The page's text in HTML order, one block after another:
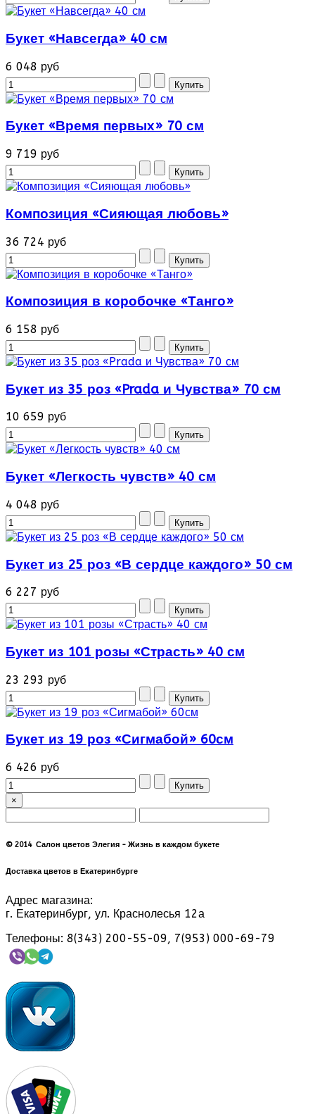
Букет «Навсегда» 40 см
6 048 руб
Букет «Время первых» 70 см
9 719 руб
Композиция «Сияющая любовь»
36 724 руб
Композиция в коробочке «Танго»
6 158 руб
Букет из 35 роз «Prada и Чувства» 70 см
10 659 руб
Букет «Легкость чувств» 40 см
4 048 руб
Букет из 25 роз «В сердце каждого» 50 см
6 227 руб
Букет из 101 розы «Страсть» 40 см
23 293 руб
Букет из 19 роз «Сигмабой» 60см
6 426 руб
×
© 2014 Салон цветов Элегия - Жизнь в каждом букете
Доставка цветов в Екатеринбурге
Адрес магазина:
г. Екатеринбург, ул. Краснолесья 12а
Телефоны: 8(343) 200-55-09, 7(953) 000-69-79